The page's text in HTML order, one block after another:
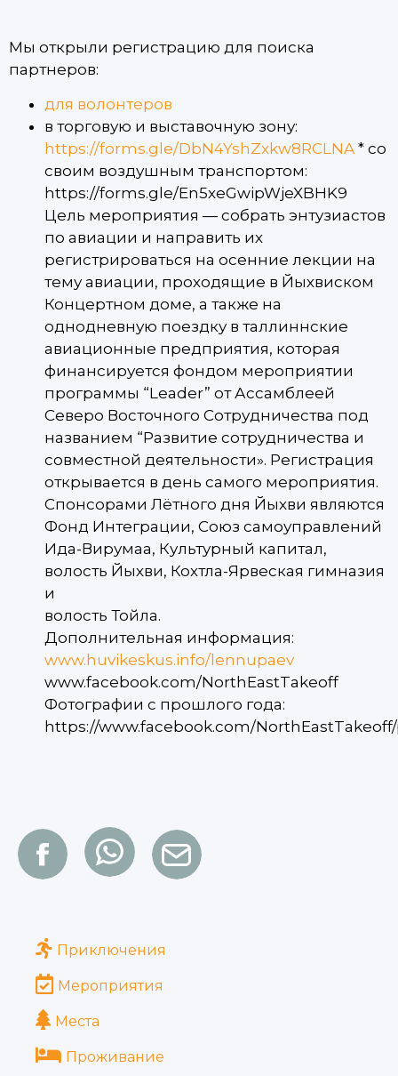
Мы открыли регистрацию для поиска
партнеров:
для волонтеров
в торговую и выставочную зону:
https://forms.gle/DbN4YshZxkw8RCLNA * со
своим воздушным транспортом:
https://forms.gle/En5xeGwipWjeXBHK9
Цель мероприятия — собрать энтузиастов
по авиации и направить их
регистрироваться на осенние лекции на
тему авиации, проходящие в Йыхвиском
Концертном доме, а также на
однодневную поездку в таллиннские
авиационные предприятия, которая
финансируется фондом мероприятии
программы “Leader” от Ассамблеей
Северо Восточного Сотрудничества под
названием “Развитие сотрудничества и
совместной деятельности». Регистрация
открывается в день самого мероприятия.
Спонсорами Лётного дня Йыхви являются
Фонд Интеграции, Союз самоуправлений
Ида-Вирумаа, Культурный капитал,
волость Йыхви, Кохтла-Ярвеская гимназия
и
волость Тойла.
Дополнительная информация:
www.huvikeskus.info/lennupaev
www.facebook.com/NorthEastTakeoff
Фотографии с прошлого года:
https://www.facebook.com/
Приключения
Мероприятия
Места
Проживание